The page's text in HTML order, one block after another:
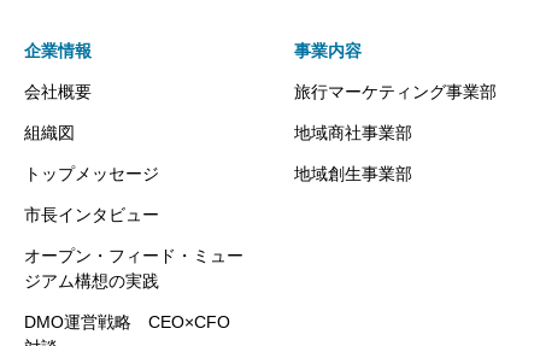
企業情報
会社概要
組織図
トップメッセージ
市長インタビュー
オープン・フィード・ミュー
ジアム構想の実践
DMO運営戦略 CEO×CFO
事業内容
旅行マーケティング事業部
地域商社事業部
地域創生事業部